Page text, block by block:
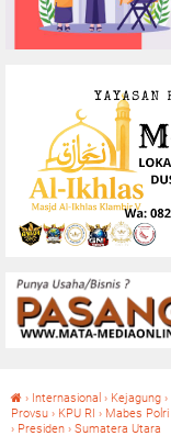
› Internasional › Kejagung ›
Provsu › KPU RI › Mabes Polri
› Presiden › Sumatera Utara